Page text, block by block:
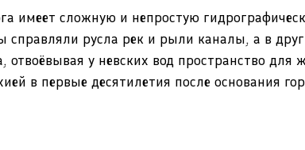
имеет сложную и непростую
справляли русла рек и рыли каналы, а в
отвоёвывая у невских вод пространство для
в первые десятилетия после основания